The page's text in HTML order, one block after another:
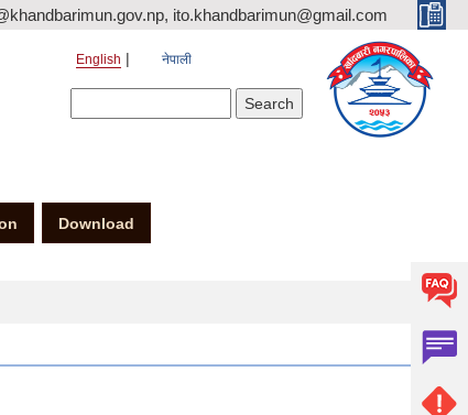
ito.khandbarimun@gmail.com
English नेपाली
Download